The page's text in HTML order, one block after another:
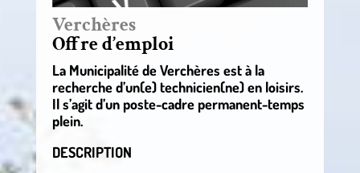
Verchères
Offre d’emploi
La Municipalité de Verchères est à la
recherche d’un(e) technicien(ne) en loisirs.
Il s’agit d’un poste-cadre permanent-temps
plein.
DESCRIPTION